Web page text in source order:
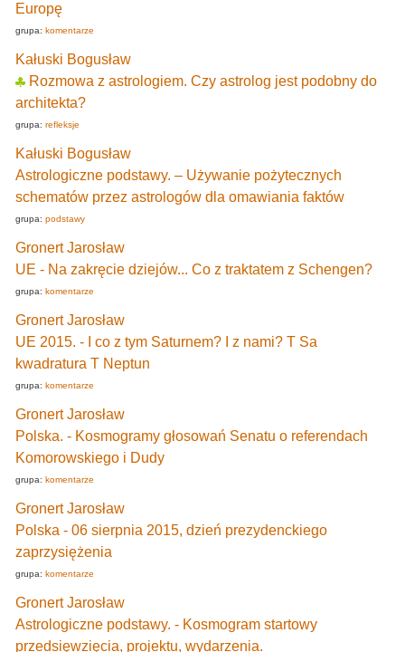
Europę
grupa: komentarze
Kałuski Bogusław
Rozmowa z astrologiem. Czy astrolog jest podobny do
architekta?
grupa: refleksje
Kałuski Bogusław
Astrologiczne podstawy. – Używanie pożytecznych
schematów przez astrologów dla omawiania faktów
grupa: podstawy
Gronert Jarosław
UE - Na zakręcie dziejów... Co z traktatem z Schengen?
grupa: komentarze
Gronert Jarosław
UE 2015. - I co z tym Saturnem? I z nami? T Sa
kwadratura T Neptun
grupa: komentarze
Gronert Jarosław
Polska. - Kosmogramy głosowań Senatu o referendach
Komorowskiego i Dudy
grupa: komentarze
Gronert Jarosław
Polska - 06 sierpnia 2015, dzień prezydenckiego
zaprzysiężenia
grupa: komentarze
Gronert Jarosław
Astrologiczne podstawy. - Kosmogram startowy
przedsięwzięcia, projektu, wydarzenia.